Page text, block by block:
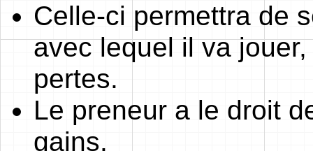
Celle-ci permettra de
avec lequel il va
pertes.
Le preneur a le droit
gains.